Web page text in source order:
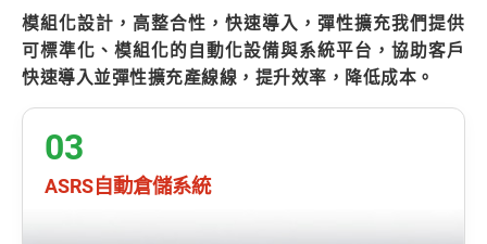
模組化設計，高整合性，快速導入，彈性擴充我們提供
可標準化、模組化的自動化設備與系統平台，協助客戶
快速導入並彈性擴充產線線，提升效率，降低成本。
03
ASRS自動倉儲系統